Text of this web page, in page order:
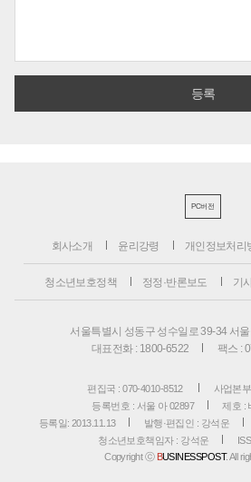
PC버전
회사소개 윤리강령 개인정보처리
청소년보호정책 정정·반론보도 기
서울특별시 성동구 성수일로 39-34 서
대표전화 : 1800-6522
팩스 :
편집국 : 070-4010-8512
사업본
등록번호 : 서울 아 02897
제호 :
등록일: 2013.11.13
발행·편집인 : 강석운
청소년보호책임자 : 강석운
Copyright ⓒ BUSINESSPOST. All